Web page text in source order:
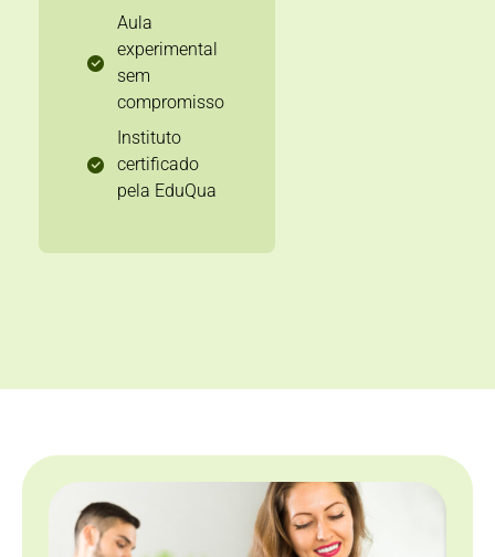
Aula
experimental
sem
compromisso
Instituto
certificado
pela EduQua